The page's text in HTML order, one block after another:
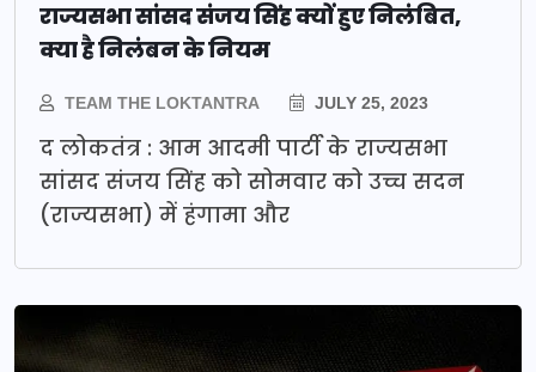
राज्यसभा सांसद संजय सिंह क्यों हुए निलंबित,
क्या है निलंबन के नियम
TEAM THE LOKTANTRA JULY 25, 2023
द लोकतंत्र : आम आदमी पार्टी के राज्यसभा
सांसद संजय सिंह को सोमवार को उच्च सदन
(राज्यसभा) में हंगामा और